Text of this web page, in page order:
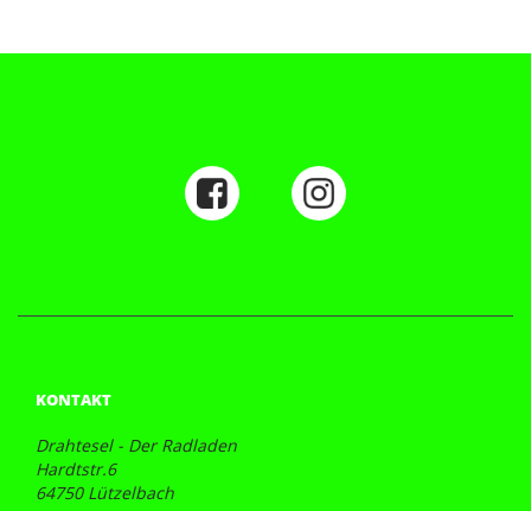
KONTAKT
Drahtesel - Der Radladen
Hardtstr.6
64750 Lützelbach